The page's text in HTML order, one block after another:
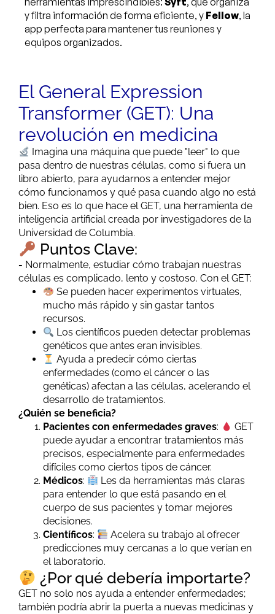
y filtra información de forma eficiente, y Fellow, la
app perfecta para mantener tus reuniones y
equipos organizados.
El General Expression
Transformer (GET): Una
revolución en medicina
Imagina una máquina que puede "leer" lo que
pasa dentro de nuestras células, como si fuera un
libro abierto, para ayudarnos a entender mejor
cómo funcionamos y qué pasa cuando algo no está
bien. Eso es lo que hace el GET, una herramienta de
inteligencia artificial creada por investigadores de la
Universidad de Columbia.
Puntos Clave:
- Normalmente, estudiar cómo trabajan nuestras
células es complicado, lento y costoso. Con el GET:
Se pueden hacer experimentos virtuales,
mucho más rápido y sin gastar tantos
recursos.
Los científicos pueden detectar problemas
genéticos que antes eran invisibles.
Ayuda a predecir cómo ciertas
enfermedades (como el cáncer o las
genéticas) afectan a las células, acelerando el
desarrollo de tratamientos.
¿Quién se beneficia?
Pacientes con enfermedades graves:
GET
puede ayudar a encontrar tratamientos más
precisos, especialmente para enfermedades
difíciles como ciertos tipos de cáncer.
Médicos:
Les da herramientas más claras
para entender lo que está pasando en el
cuerpo de sus pacientes y tomar mejores
decisiones.
Científicos:
Acelera su trabajo al ofrecer
predicciones muy cercanas a lo que verían en
el laboratorio.
¿Por qué debería importarte?
GET no solo nos ayuda a entender enfermedades;
también podría abrir la puerta a nuevas medicinas y